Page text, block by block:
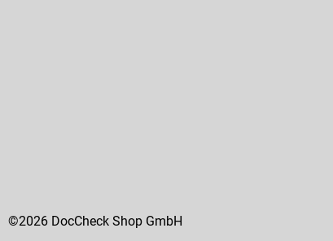
©2026 DocCheck Shop GmbH